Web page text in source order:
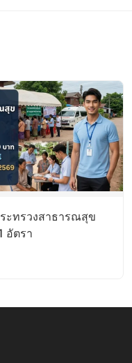
ะทรวงสาธารณสุข
อัตรา